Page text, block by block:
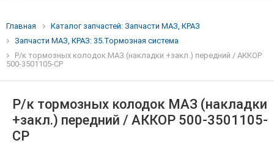
Главная
Каталог запчастей: Запчасти МАЗ, КРАЗ
Запчасти МАЗ, КРАЗ: 35.Тормозная система
Р/к тормозных колодок МАЗ (накладки +закл.) передний / АККОР
500-3501105-СР
Р/к тормозных колодок МАЗ (накладки
+закл.) передний / АККОР 500-3501105-
СР